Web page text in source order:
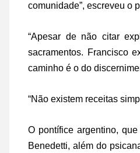
comunidade”, escreveu o
“Apesar de não citar
sacramentos. Francisco
caminho é o do
“Não existem receitas
O pontífice argentino,
Benedetti, além do